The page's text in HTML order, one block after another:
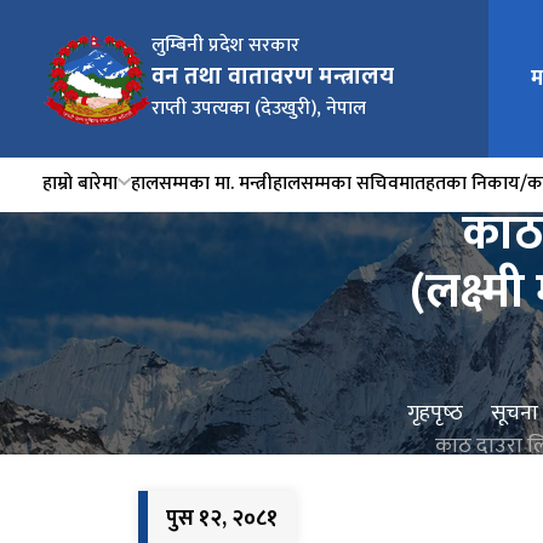
लुम्बिनी प्रदेश सरकार
वन तथा वातावरण मन्त्रालय
राप्ती उपत्यका (देउखुरी), नेपाल
हाम्रो बारेमा हालसम्मका मा. मन्त्रीहालसम्मका सचिवमातहतका निकाय/
गृहपृष्‍ठ
सूचना
काठ दाउरा
पुस १२, २०८१